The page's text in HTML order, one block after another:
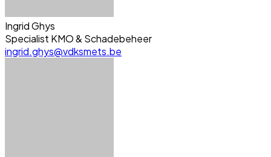
Ingrid Ghys
Specialist KMO & Schadebeheer
ingrid.ghys@vdksmets.be